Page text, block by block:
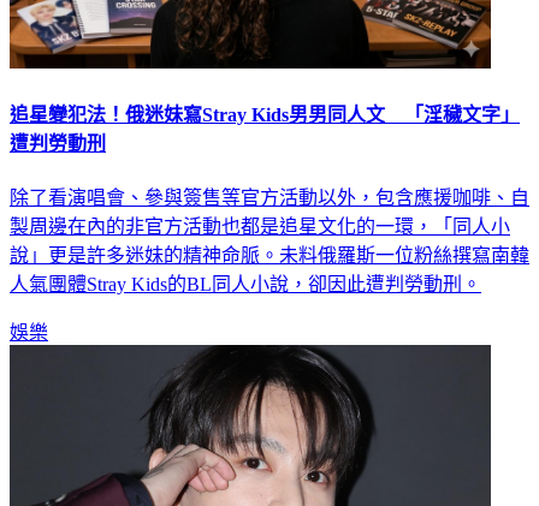
追星變犯法！俄迷妹寫Stray Kids男男同人文 「淫穢文字」
遭判勞動刑
除了看演唱會、參與簽售等官方活動以外，包含應援咖啡、自
製周邊在內的非官方活動也都是追星文化的一環，「同人小
說」更是許多迷妹的精神命脈。未料俄羅斯一位粉絲撰寫南韓
人氣團體Stray Kids的BL同人小說，卻因此遭判勞動刑。
娛樂